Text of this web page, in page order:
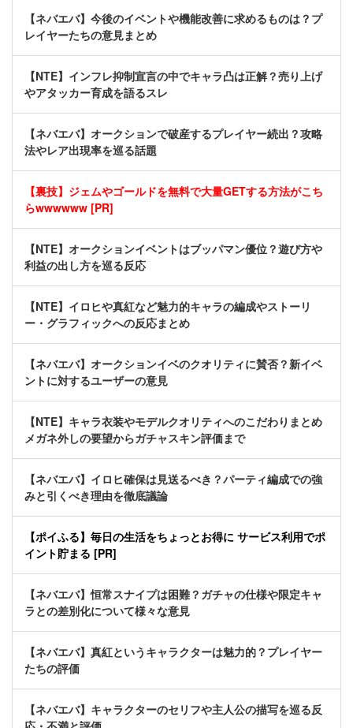
【ネバエバ】今後のイベントや機能改善に求めるものは？プ
レイヤーたちの意見まとめ
【NTE】インフレ抑制宣言の中でキャラ凸は正解？売り上げ
やアタッカー育成を語るスレ
【ネバエバ】オークションで破産するプレイヤー続出？攻略
法やレア出現率を巡る話題
【裏技】ジェムやゴールドを無料で大量GETする方法がこち
らwwwwww [PR]
【NTE】オークションイベントはブッパマン優位？遊び方や
利益の出し方を巡る反応
【NTE】イロヒや真紅など魅力的キャラの編成やストーリ
ー・グラフィックへの反応まとめ
【ネバエバ】オークションイベのクオリティに賛否？新イベ
ントに対するユーザーの意見
【NTE】キャラ衣装やモデルクオリティへのこだわりまとめ
メガネ外しの要望からガチャスキン評価まで
【ネバエバ】イロヒ確保は見送るべき？パーティ編成での強
みと引くべき理由を徹底議論
【ポイふる】毎日の生活をちょっとお得に サービス利用でポ
イント貯まる [PR]
【ネバエバ】恒常スナイプは困難？ガチャの仕様や限定キャ
ラとの差別化について様々な意見
【ネバエバ】真紅というキャラクターは魅力的？プレイヤー
たちの評価
【ネバエバ】キャラクターのセリフや主人公の描写を巡る反